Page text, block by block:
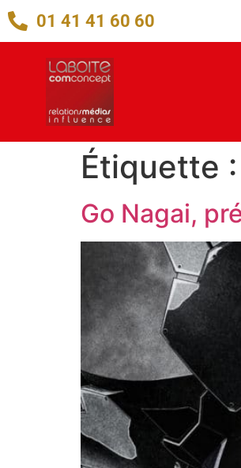
01 41 41 60 60
Étiquette :
Go Nagai,